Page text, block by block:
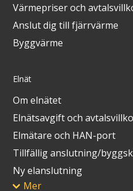
Värmepriser och
Anslut dig till fjärrvärme
Byggvärme
Elnät
Om elnätet
Elnätsavgift och
Elmätare och HAN-port
Tillfällig anslutning/
Ny elanslutning
Mer